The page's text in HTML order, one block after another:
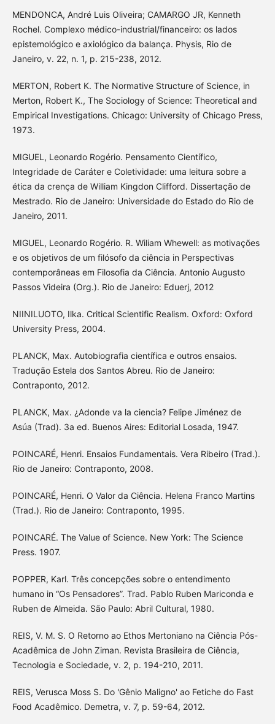
MENDONCA, André Luis Oliveira; CAMARGO JR, Kenneth
Rochel. Complexo médico-industrial/financeiro: os lados
epistemológico e axiológico da balança. Physis, Rio de
Janeiro, v. 22, n. 1, p. 215-238, 2012.
MERTON, Robert K. The Normative Structure of Science, in
Merton, Robert K., The Sociology of Science: Theoretical and
Empirical Investigations. Chicago: University of Chicago Press,
1973.
MIGUEL, Leonardo Rogério. Pensamento Científico,
Integridade de Caráter e Coletividade: uma leitura sobre a
ética da crença de William Kingdon Clifford. Dissertação de
Mestrado. Rio de Janeiro: Universidade do Estado do Rio de
Janeiro, 2011.
MIGUEL, Leonardo Rogério. R. Wiliam Whewell: as motivações
e os objetivos de um filósofo da ciência in Perspectivas
contemporâneas em Filosofia da Ciência. Antonio Augusto
Passos Videira (Org.). Rio de Janeiro: Eduerj, 2012
NIINILUOTO, Ilka. Critical Scientific Realism. Oxford: Oxford
University Press, 2004.
PLANCK, Max. Autobiografia científica e outros ensaios.
Tradução Estela dos Santos Abreu. Rio de Janeiro:
Contraponto, 2012.
PLANCK, Max. ¿Adonde va la ciencia? Felipe Jiménez de
Asúa (Trad). 3a ed. Buenos Aires: Editorial Losada, 1947.
POINCARÉ, Henri. Ensaios Fundamentais. Vera Ribeiro (Trad.).
Rio de Janeiro: Contraponto, 2008.
POINCARÉ, Henri. O Valor da Ciência. Helena Franco Martins
(Trad.). Rio de Janeiro: Contraponto, 1995.
POINCARÉ. The Value of Science. New York: The Science
Press. 1907.
POPPER, Karl. Três concepções sobre o entendimento
humano in “Os Pensadores”. Trad. Pablo Ruben Mariconda e
Ruben de Almeida. São Paulo: Abril Cultural, 1980.
REIS, V. M. S. O Retorno ao Ethos Mertoniano na Ciência Pós-
Acadêmica de John Ziman. Revista Brasileira de Ciência,
Tecnologia e Sociedade, v. 2, p. 194-210, 2011.
REIS, Verusca Moss S. Do 'Gênio Maligno' ao Fetiche do Fast
Food Acadêmico. Demetra, v. 7, p. 59-64, 2012.